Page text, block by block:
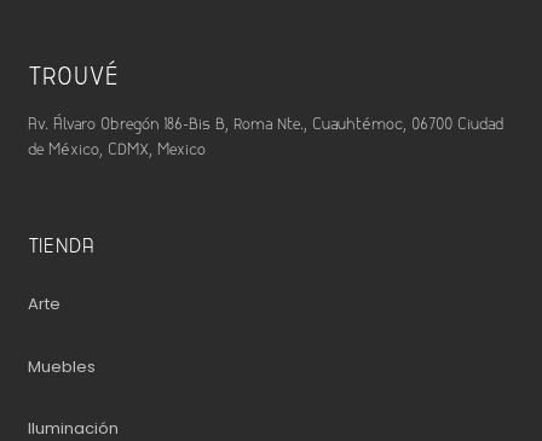
TROUVÉ
Av. Álvaro Obregón 186-Bis B, Roma Nte., Cuauhtémoc, 06700 Ciudad
de México, CDMX, Mexico
TIENDA
Arte
Muebles
Iluminación